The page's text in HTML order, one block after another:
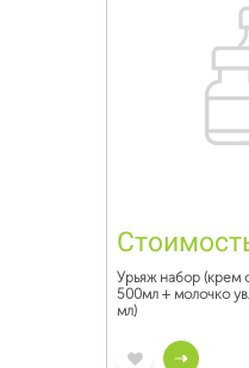
Урьяж набор
500мл + молочко
мл)